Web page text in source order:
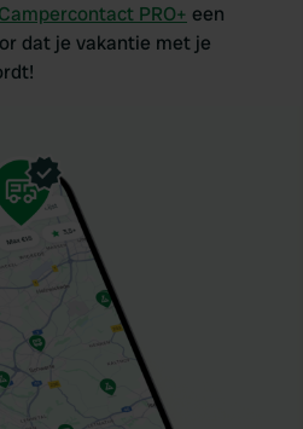
Campercontact PRO+ een
dat je vakantie met je